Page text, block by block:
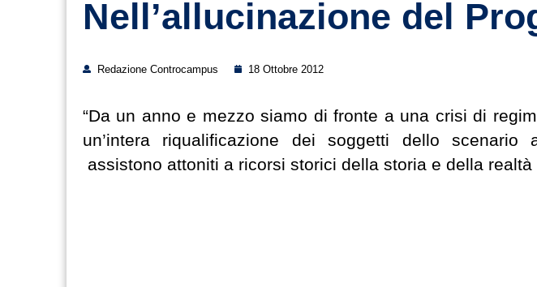
Nell’allucinazione del
Redazione Controcampus 18 Ottobre 2012
“Da un anno e mezzo siamo di fronte a una crisi di
un’intera riqualificazione dei soggetti dello
assistono attoniti a ricorsi storici della storia e della